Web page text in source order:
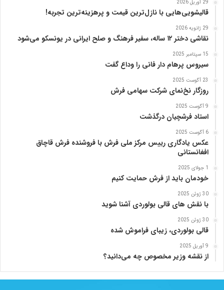
29 آوریل 2026
قالیشویی‌هایی با نازل‌ترین قیمت و پرهزینه‌ترین تجربه!
29 ژانویه 2026
نقاشی دختر ۱۲ ساله، سفیر فرهنگ و صلح ایرانی در یونسکو می‌شود
15 سپتامبر 2025
سیروس پرهام دار فانی را وداع گفت
23 آگوست 2025
روزگار نخ‌نمای شرکت سهامی فرش
9 آگوست 2025
استاد فرشچیان درگذشت
6 آگوست 2025
عکس یادگاری رییس مرکز ملی فرش با فروشنده فرش قاچاق
افغانستانی
1 جولای 2025
خودمان باید از فرش حمایت کنیم
30 ژوئن 2025
با نقش های قالی بولوردی آشنا شوید
30 ژوئن 2025
قالی بولوردی، زیبای فراموش شده
9 آوریل 2025
از نقشه وزیر مخصوص چه می‌دانید؟